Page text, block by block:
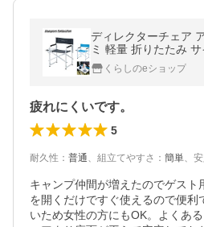
ディレクターチェア
ミ 軽量 折りたたみ
02WT 山善 キャンパ
くらしのeショップ
疲れにくいです。
5
耐久性 ： 普通、 組立てやすさ ： 簡単、
キャンプ仲間が増えたのでゲスト
を開くだけですぐ使えるので便利
いため女性の方にもOK。よくあ